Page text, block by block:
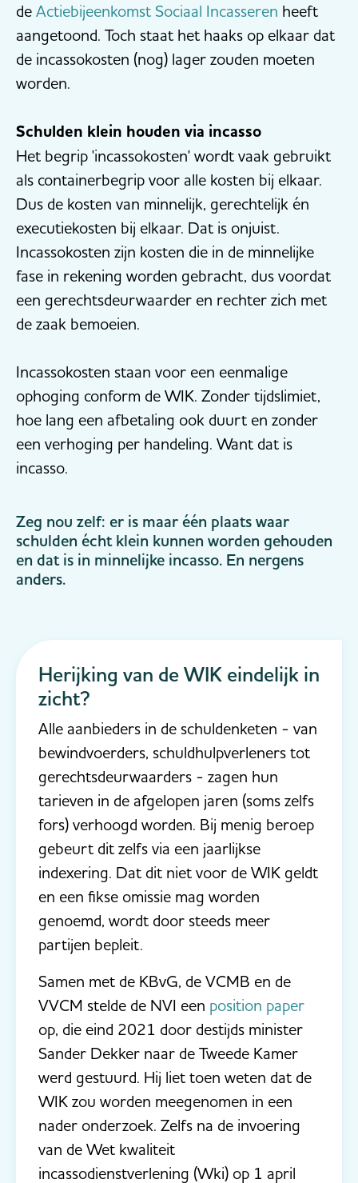
de Actiebijeenkomst Sociaal Incasseren heeft
aangetoond. Toch staat het haaks op elkaar dat
de incassokosten (nog) lager zouden moeten
worden.
Schulden klein houden via incasso
Het begrip 'incassokosten' wordt vaak gebruikt
als containerbegrip voor alle kosten bij elkaar.
Dus de kosten van minnelijk, gerechtelijk én
executiekosten bij elkaar. Dat is onjuist.
Incassokosten zijn kosten die in de minnelijke
fase in rekening worden gebracht, dus voordat
een gerechtsdeurwaarder en rechter zich met
de zaak bemoeien.
Incassokosten staan voor een eenmalige
ophoging conform de WIK. Zonder tijdslimiet,
hoe lang een afbetaling ook duurt en zonder
een verhoging per handeling. Want dat is
incasso.
Zeg nou zelf: er is maar één plaats waar
schulden écht klein kunnen worden gehouden
en dat is in minnelijke incasso. En nergens
anders.
Herijking van de WIK eindelijk in
zicht?
Alle aanbieders in de schuldenketen - van
bewindvoerders, schuldhulpverleners tot
gerechtsdeurwaarders - zagen hun
tarieven in de afgelopen jaren (soms zelfs
fors) verhoogd worden. Bij menig beroep
gebeurt dit zelfs via een jaarlijkse
indexering. Dat dit niet voor de WIK geldt
en een fikse omissie mag worden
genoemd, wordt door steeds meer
partijen bepleit.
Samen met de KBvG, de VCMB en de
VVCM stelde de NVI een position paper
op, die eind 2021 door destijds minister
Sander Dekker naar de Tweede Kamer
werd gestuurd. Hij liet toen weten dat de
WIK zou worden meegenomen in een
nader onderzoek. Zelfs na de invoering
van de Wet kwaliteit
incassodienstverlening (Wki) op 1 april